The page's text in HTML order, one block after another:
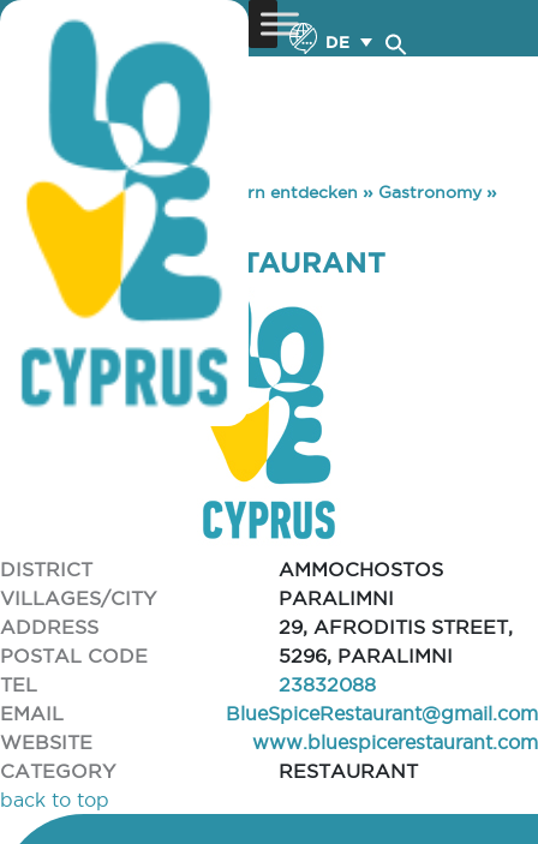
DE
You are here: Home »Zypern entdecken » Gastronomy»
BLUE SPICE RESTAURANT
BLUE SPICE RESTAURANT
DISTRICT
AMMOCHOSTOS
VILLAGES/CITY
PARALIMNI
ADDRESS
29, AFRODITIS STREET,
POSTAL CODE
5296, PARALIMNI
TEL
23832088
EMAIL
BlueSpiceRestaurant@gmail.com
WEBSITE
www.bluespicerestaurant.com
CATEGORY
RESTAURANT
back to top